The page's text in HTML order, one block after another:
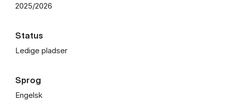
2025/2026
Status
Ledige pladser
Sprog
Engelsk